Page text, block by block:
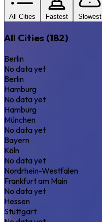
All Cities Fastest Slowest
All Cities (182)
Berlin
No data yet
Berlin
Hamburg
No data yet
Hamburg
München
No data yet
Bayern
Köln
No data yet
Nordrhein-Westfalen
Frankfurt am Main
No data yet
Hessen
Stuttgart